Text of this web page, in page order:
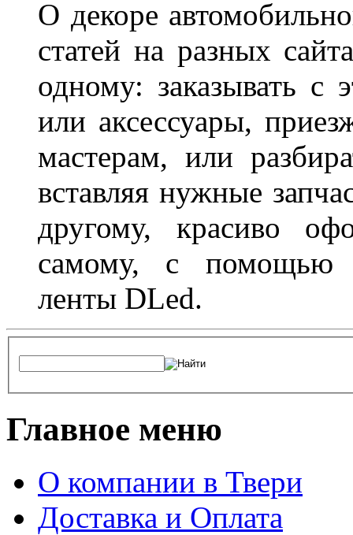
О декоре
статей на разных
одному: заказывать с
или аксессуары,
мастерам, или
вставляя нужные
другому, красиво
самому, с помощью
ленты DLed.
Главное меню
О компании в Твери
Доставка и Оплата